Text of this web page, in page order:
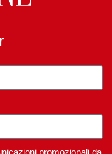
promozionali da